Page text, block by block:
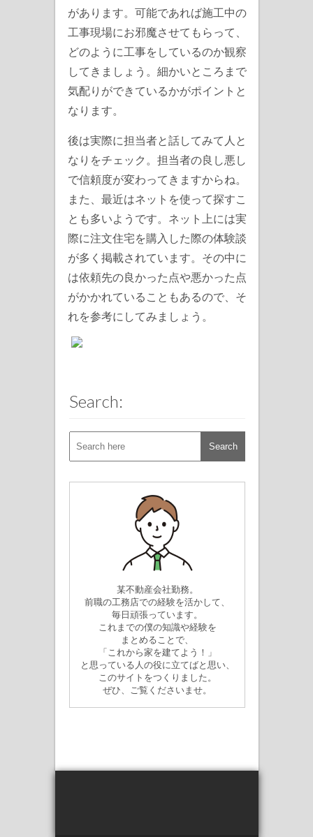
があります。可能であれば施工中の
工事現場にお邪魔させてもらって、
どのように工事をしているのか観察
してきましょう。細かいところまで
気配りができているかがポイントと
なります。
後は実際に担当者と話してみて人と
なりをチェック。担当者の良し悪し
で信頼度が変わってきますからね。
また、最近はネットを使って探すこ
とも多いようです。ネット上には実
際に注文住宅を購入した際の体験談
が多く掲載されています。その中に
は依頼先の良かった点や悪かった点
がかかれていることもあるので、そ
れを参考にしてみましょう。
Search:
某不動産会社勤務。
前職の工務店での経験を活かして、
毎日頑張っています。
これまでの僕の知識や経験を
まとめることで、
「これから家を建てよう！」
と思っている人の役に立てばと思い、
このサイトをつくりました。
ぜひ、ご覧くださいませ。